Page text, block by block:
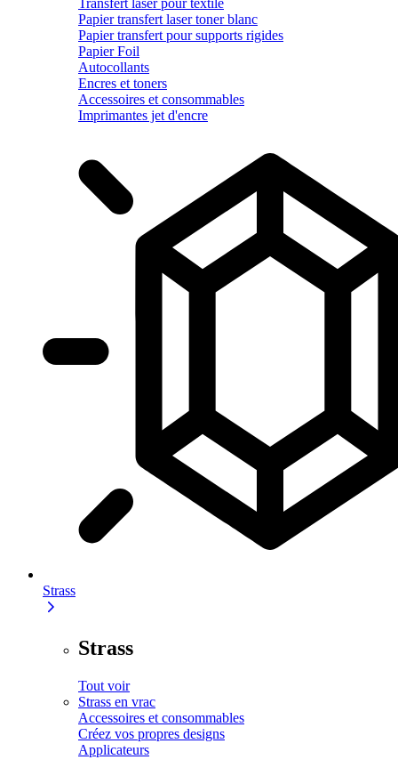
Papier transfert laser toner blanc
Papier transfert pour supports rigides
Papier Foil
Autocollants
Encres et toners
Accessoires et consommables
Imprimantes jet d'encre
Strass
Strass
Tout voir
Strass en vrac
Accessoires et consommables
Créez vos propres designs
Applicateurs